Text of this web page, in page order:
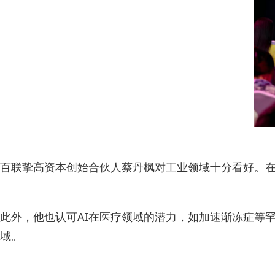
百联挚高资本创始合伙人蔡丹枫对工业领域十分看好。
此外，他也认可AI在医疗领域的潜力，如加速渐冻症等
域。